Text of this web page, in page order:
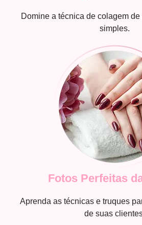
Domine a técnica de colagem
simples.
Fotos Perfeitas
Aprenda as técnicas e truques
de suas